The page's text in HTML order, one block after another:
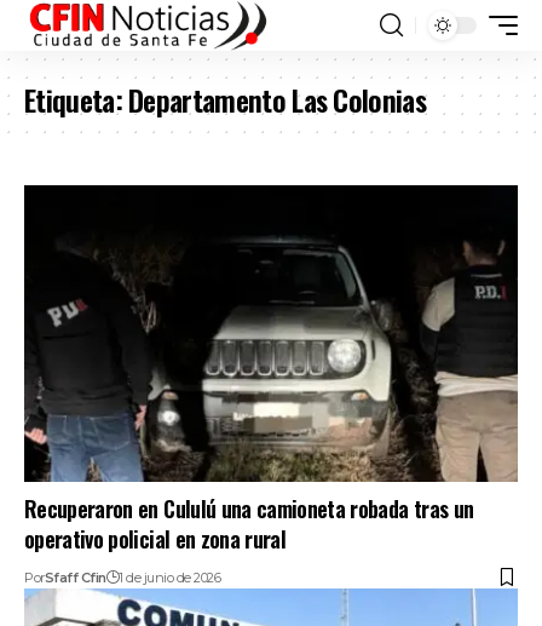
Etiqueta:Departamento Las Colonias
Recuperaron en Cululú una camioneta robada tras un
operativo policial en zona rural
PorSfaff Cfin 1 de junio de 2026